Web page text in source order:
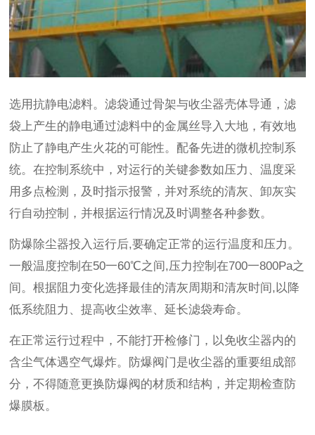
选用抗静电滤料。滤袋通过骨架与收尘器壳体导通，滤
袋上产生的静电通过滤料中的金属丝导入大地，有效地
防止了静电产生火花的可能性。配备先进的微机控制系
统。在控制系统中，对运行的关键参数如压力、温度采
用多点检测，及时指示报警，并对系统的清灰、卸灰实
行自动控制，并根据运行情况及时调整各种参数。
防爆除尘器投入运行后,要确定正常的运行温度和压力。
一般温度控制在50一60℃之间,压力控制在700一800Pa之
间。根据阻力变化选择最佳的清灰周期和清灰时间,以降
低系统阻力、提高收尘效率、延长滤袋寿命。
在正常运行过程中，不能打开检修门，以免收尘器内的
含尘气体遇空气爆炸。防爆阀门是收尘器的重要组成部
分，不得随意更换防爆阀的材质和结构，并定期检查防
爆膜板。